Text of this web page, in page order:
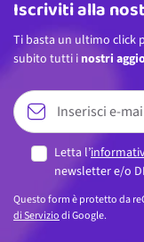
Iscriviti alla
Ti basta un ultimo click
subito tutti i nostri
Letta l’
newsletter e/o
Questo form è protetto da
di Serviziodi Google.